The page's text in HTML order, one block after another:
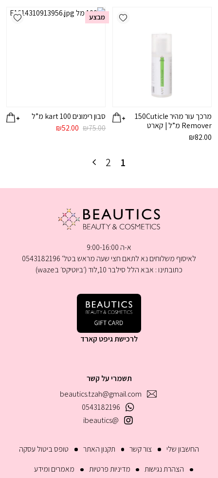
Add wishlist
מרכך עור מהיר 150Cuticle
Remover מ”ל | קארט
₪82.00
מבצע
סבון רימונים kart 100 מ”ל
₪75.00
המחיר₪52.00 המחיר
1
2
החשבון שלי צור קשר תקנון האתר
טופס ביטול עסקה
הצהרת נגישות
מדיניות פרטיות מאמרים ומידע
תשמרי על קשר
beautics.tzah@gmail.com
0543182196
@ibeautics
א-ה 9:00-16:00
לאיסוף משלוחים נא לתאם חצי שעה מראש בטל' 0543182196
כתובתינו : אבא הלל סילבר 10,לוד (׳ביוטיקס׳ בwaze)
לרכישת גיפט קארד